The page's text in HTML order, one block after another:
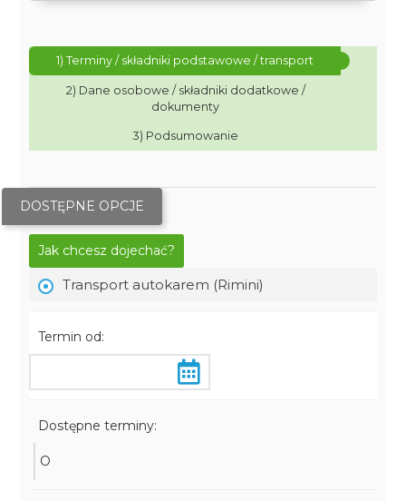
1) Terminy / składniki podstawowe / transport
2) Dane osobowe / składniki dodatkowe /
dokumenty
3) Podsumowanie
DOSTĘPNE OPCJE
Jak chcesz dojechać?
Transport autokarem (Rimini)
Termin od:
Dostępne terminy:
O